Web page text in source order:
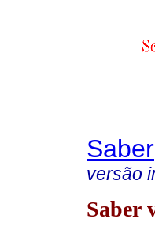
Saber
versão
Saber